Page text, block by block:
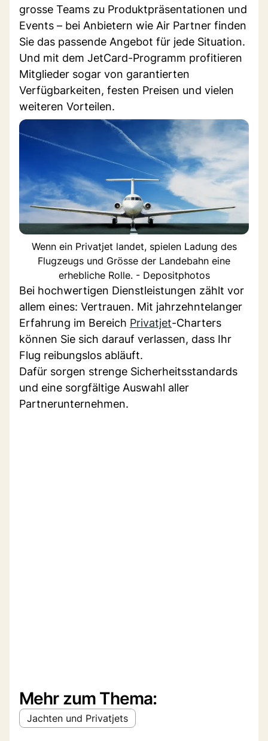
grosse Teams zu Produktpräsentationen und
Events – bei Anbietern wie Air Partner finden
Sie das passende Angebot für jede Situation.
Und mit dem JetCard-Programm profitieren
Mitglieder sogar von garantierten
Verfügbarkeiten, festen Preisen und vielen
weiteren Vorteilen.
Wenn ein Privatjet landet, spielen Ladung des
Flugzeugs und Grösse der Landebahn eine
erhebliche Rolle. - Depositphotos
Bei hochwertigen Dienstleistungen zählt vor
allem eines: Vertrauen. Mit jahrzehntelanger
Erfahrung im Bereich Privatjet-Charters
können Sie sich darauf verlassen, dass Ihr
Flug reibungslos abläuft.
Dafür sorgen strenge Sicherheitsstandards
und eine sorgfältige Auswahl aller
Partnerunternehmen.
Mehr zum Thema:
Jachten und Privatjets